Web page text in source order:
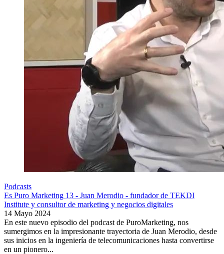
Podcasts
Es Puro Marketing 13 - Juan Merodio - fundador de TEKDI
Institute y consultor de marketing y negocios digitales
14 Mayo 2024
En este nuevo episodio del podcast de PuroMarketing, nos
sumergimos en la impresionante trayectoria de Juan Merodio, desde
sus inicios en la ingeniería de telecomunicaciones hasta convertirse
en un pionero...